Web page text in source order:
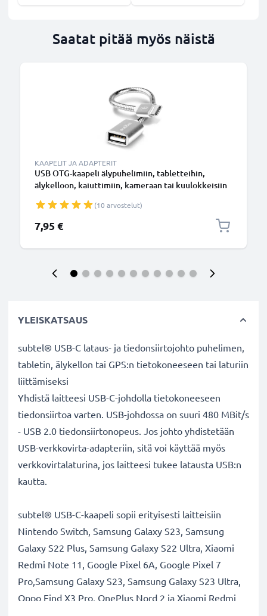
Saatat pitää myös näistä
KAAPELIT JA ADAPTERIT
USB OTG-kaapeli älypuhelimiin, tabletteihin,
älykelloon, kaiuttimiin, kameraan tai kuulokkeisiin
Host -liitin, On The Go -sovitin Kaapeli
(10 arvostelut)
7,95 €
YLEISKATSAUS
subtel® USB-C lataus- ja tiedonsiirtojohto puhelimen,
tabletin, älykellon tai GPS:n tietokoneeseen tai laturiin
liittämiseksi
Yhdistä laitteesi USB-C-johdolla tietokoneeseen
tiedonsiirtoa varten. USB-johdossa on suuri 480 MBit/s
- USB 2.0 tiedonsiirtonopeus. Jos johto yhdistetään
USB-verkkovirta-adapteriin, sitä voi käyttää myös
verkkovirtalaturina, jos laitteesi tukee latausta USB:n
kautta.
subtel® USB-C-kaapeli sopii erityisesti laitteisiin
Nintendo Switch, Samsung Galaxy S23, Samsung
Galaxy S22 Plus, Samsung Galaxy S22 Ultra, Xiaomi
Redmi Note 11, Google Pixel 6A, Google Pixel 7
Pro,Samsung Galaxy S23, Samsung Galaxy S23 Ultra,
Oppo Find X3 Pro, OnePlus Nord 2 ja Xiaomi Redmi